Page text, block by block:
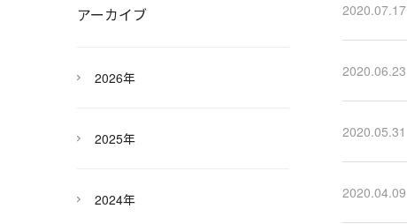
アーカイブ
2026年
2025年
2024年
2020.07.17
2020.06.23
2020.05.31
2020.04.09